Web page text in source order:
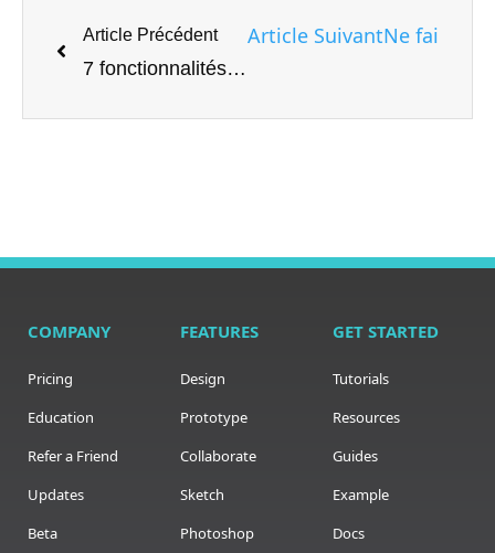
Article Précédent
7 fonctionnalités YouTube que vous n'utilisez probablement pas encore
Article SuivantNe faites
COMPANY
Pricing
Education
Refer a Friend
Updates
Beta
FEATURES
Design
Prototype
Collaborate
Sketch
Photoshop
GET STARTED
Tutorials
Resources
Guides
Example
Docs